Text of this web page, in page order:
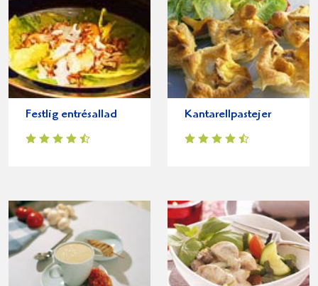
Festlig entrésallad Kantarellpastejer